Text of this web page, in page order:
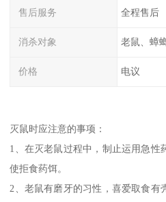
售后服务 全程售后
消杀对象 老鼠、蟑
价格 电议
灭鼠时应注意的事项：
1、在灭老鼠过程中，制止运用急性
使拒食药饵。
2、老鼠有磨牙的习性，喜爱取食有